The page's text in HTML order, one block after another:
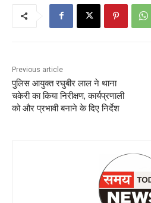
Previous article
पुलिस आयुक्त रघुबीर लाल ने थाना
चकेरी का किया निरीक्षण, कार्यप्रणाली
को और प्रभावी बनाने के दिए निर्देश